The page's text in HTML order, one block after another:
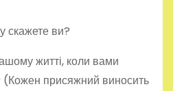
скажете ви?
житті, коли вами
(Кожен присяжний виносить